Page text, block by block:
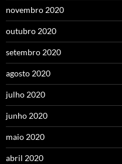
novembro 2020
outubro 2020
setembro 2020
agosto 2020
julho 2020
junho 2020
maio 2020
abril 2020